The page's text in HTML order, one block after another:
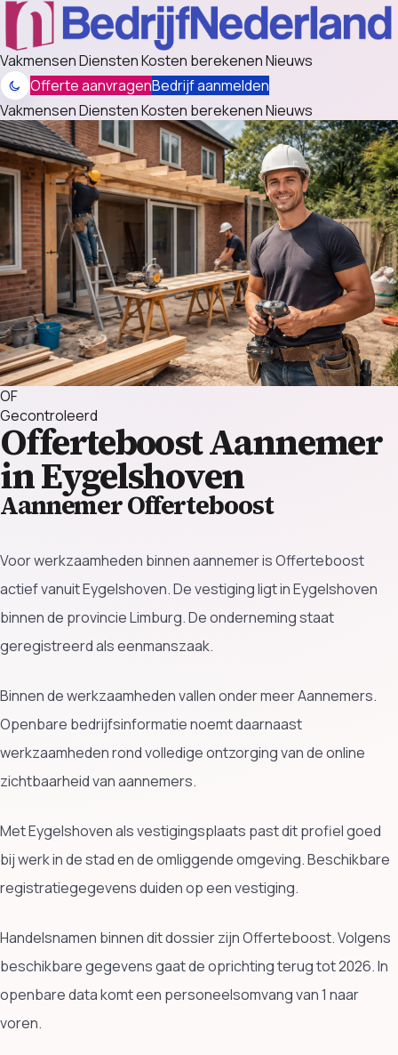
VakmensenDienstenKosten berekenenNieuws
Offerte aanvragenBedrijf aanmelden
VakmensenDienstenKosten berekenenNieuws
OF
Gecontroleerd
OfferteboostAannemer
in Eygelshoven
Aannemer Offerteboost
Voor werkzaamheden binnen aannemer is Offerteboost
actief vanuit Eygelshoven. De vestiging ligt in Eygelshoven
binnen de provincie Limburg. De onderneming staat
geregistreerd als eenmanszaak.
Binnen de werkzaamheden vallen onder meer Aannemers.
Openbare bedrijfsinformatie noemt daarnaast
werkzaamheden rond volledige ontzorging van de online
zichtbaarheid van aannemers.
Met Eygelshoven als vestigingsplaats past dit profiel goed
bij werk in de stad en de omliggende omgeving. Beschikbare
registratiegegevens duiden op een vestiging.
Handelsnamen binnen dit dossier zijn Offerteboost. Volgens
beschikbare gegevens gaat de oprichting terug tot 2026. In
openbare data komt een personeelsomvang van 1 naar
voren.